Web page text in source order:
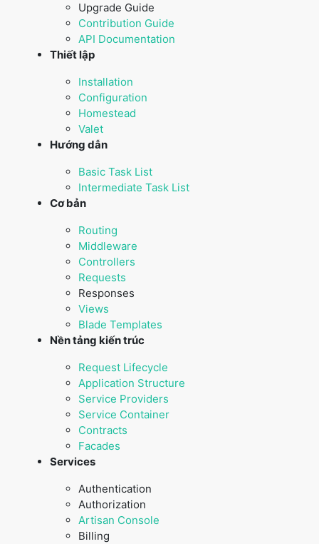
Upgrade Guide
Contribution Guide
API Documentation
Thiết lập
Installation
Configuration
Homestead
Valet
Hướng dẫn
Basic Task List
Intermediate Task List
Cơ bản
Routing
Middleware
Controllers
Requests
Responses
Views
Blade Templates
Nền tảng kiến trúc
Request Lifecycle
Application Structure
Service Providers
Service Container
Contracts
Facades
Services
Authentication
Authorization
Artisan Console
Billing